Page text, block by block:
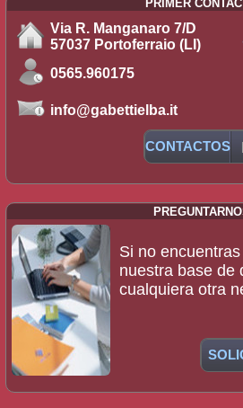
PRIMER
Via R. Manganaro 7/D
57037 Portoferraio (LI)
0565.960175
info@gabettielba.it
CONTACTOS
Si no
nuestra base de
cualquiera otra